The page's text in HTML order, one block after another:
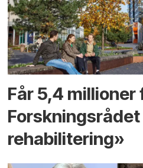
Får 5,4 millioner
rehabilitering»